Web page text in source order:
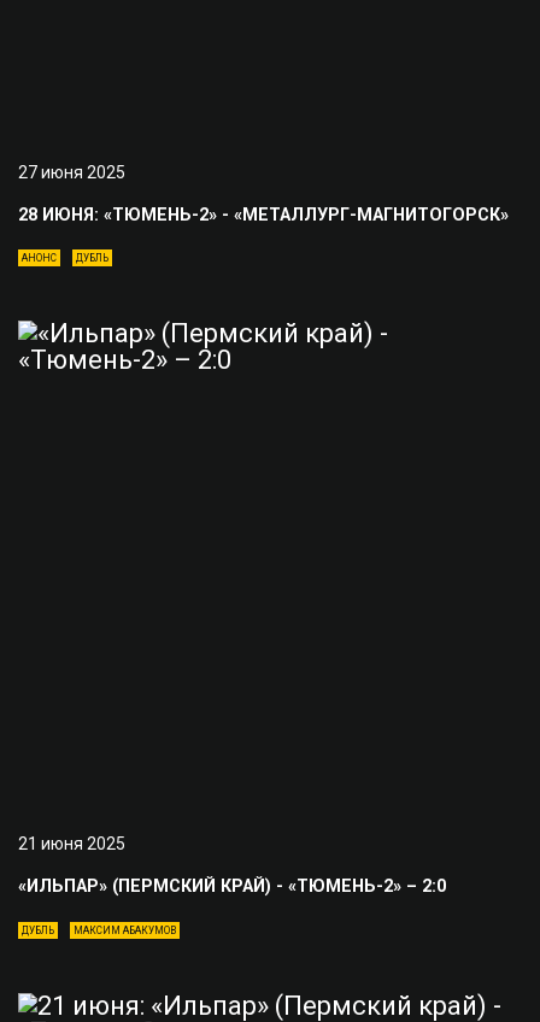
27 июня 2025
28 ИЮНЯ: «ТЮМЕНЬ-2» - «МЕТАЛЛУРГ-МАГНИТОГОРСК»
АНОНС ДУБЛЬ
21 июня 2025
«ИЛЬПАР» (ПЕРМСКИЙ КРАЙ) - «ТЮМЕНЬ-2» – 2:0
ДУБЛЬ МАКСИМ АБАКУМОВ